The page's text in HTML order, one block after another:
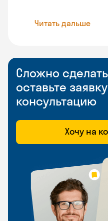
Читать дальше
Сложно
оставьте
консультацию
Хочу на